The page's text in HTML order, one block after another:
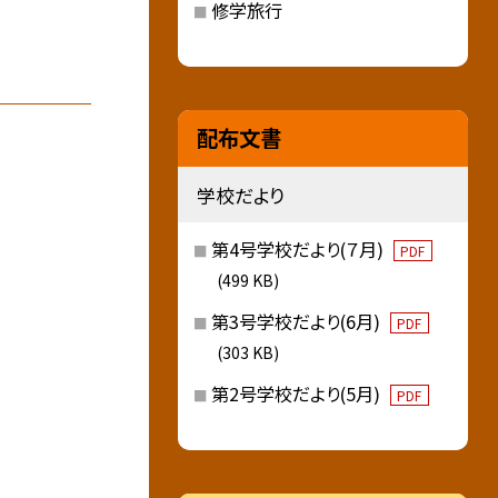
修学旅行
配布文書
学校だより
第4号学校だより(７月) PDF
(499 KB)
第3号学校だより(6月) PDF
(303 KB)
第2号学校だより(5月) PDF